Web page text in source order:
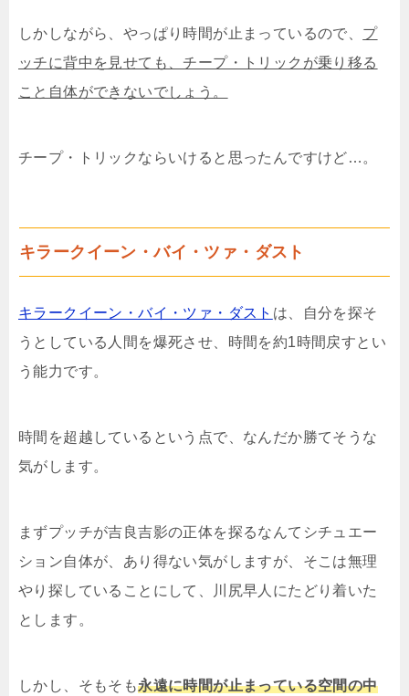
しかしながら、やっぱり時間が止まっているので、 プ
ッチに背中を見せても、チープ・トリックが乗り移る
こと自体ができないでしょう。
チープ・トリックならいけると思ったんですけど…。
キラークイーン・バイ・ツァ・ダスト
キラークイーン・バイ・ツァ・ダスト は、自分を探そ
うとしている人間を爆死させ、時間を約1時間戻すとい
う能力です。
時間を超越しているという点で、なんだか勝てそうな
気がします。
まずプッチが吉良吉影の正体を探るなんてシチュエー
ション自体が、あり得ない気がしますが、そこは無理
やり探していることにして、川尻早人にたどり着いた
とします。
しかし、そもそも永遠に時間が止まっている空間の中